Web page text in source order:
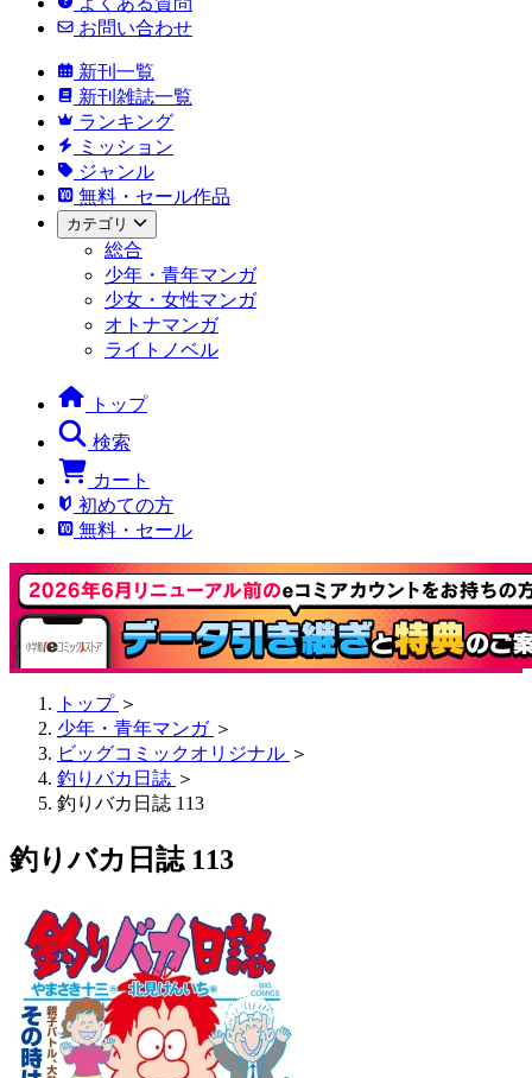
お問い合わせ
新刊一覧
新刊雑誌一覧
ランキング
ミッション
ジャンル
無料・セール作品
カテゴリ
総合
少年・青年マンガ
少女・女性マンガ
オトナマンガ
ライトノベル
トップ
検索
カート
初めての方
無料・セール
トップ ＞
少年・青年マンガ ＞
ビッグコミックオリジナル ＞
釣りバカ日誌 ＞
釣りバカ日誌 113
釣りバカ日誌 113